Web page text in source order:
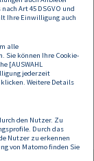
Art 45 DSGVO und
Ihre Einwilligung auch
alle
Sie können Ihre Cookie-
[AUSWAHL
jederzeit
Weitere Details
den Nutzer. Zu
Durch das
Nutzer zu erkennen
von Matomo finden Sie